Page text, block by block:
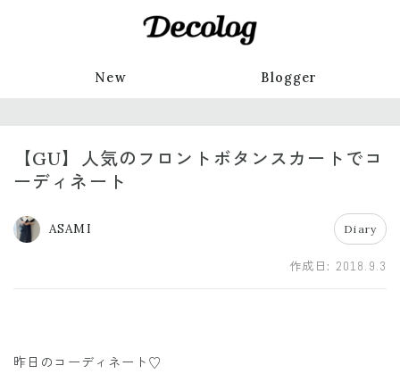
New Blogger
【GU】人気のフロントボタンスカートでコ
ーディネート
ASAMI Diary
作成日: 2018.9.3
昨日のコーディネート♡